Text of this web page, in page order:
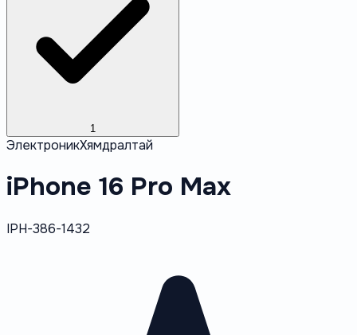
1
ЭлектроникХямдралтай
iPhone 16 Pro Max
IPH-386-1432